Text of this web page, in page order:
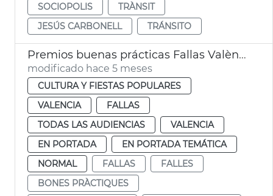
SOCIOPOLIS
TRÀNSIT
JESÚS CARBONELL
TRÁNSITO
Premios buenas prácticas Fallas València
modificado hace 5 meses
CULTURA Y FIESTAS POPULARES
VALENCIA
FALLAS
TODAS LAS AUDIENCIAS
VALENCIA
EN PORTADA
EN PORTADA TEMÁTICA
NORMAL
FALLAS
FALLES
BONES PRÀCTIQUES